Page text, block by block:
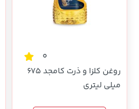
0
روغن کلزا و ذرت کامجد 675
میلی لیتری